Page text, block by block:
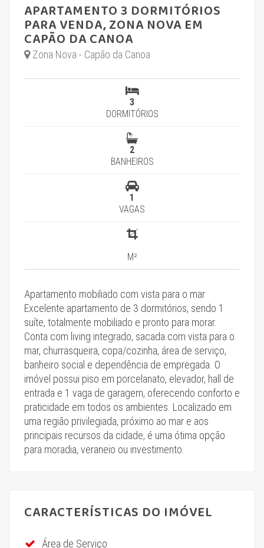
APARTAMENTO 3 DORMITÓRIOS
PARA VENDA, ZONA NOVA EM
CAPÃO DA CANOA
Zona Nova - Capão da Canoa
3
DORMITÓRIOS
2
BANHEIROS
1
VAGAS
M²
Apartamento mobiliado com vista para o mar
Excelente apartamento de 3 dormitórios, sendo 1
suíte, totalmente mobiliado e pronto para morar.
Conta com living integrado, sacada com vista para o
mar, churrasqueira, copa/cozinha, área de serviço,
banheiro social e dependência de empregada. O
imóvel possui piso em porcelanato, elevador, hall de
entrada e 1 vaga de garagem, oferecendo conforto e
praticidade em todos os ambientes. Localizado em
uma região privilegiada, próximo ao mar e aos
principais recursos da cidade, é uma ótima opção
para moradia, veraneio ou investimento.
CARACTERÍSTICAS DO IMÓVEL
Área de Serviço